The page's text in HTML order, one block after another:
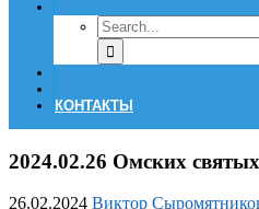
КОНТАКТЫ
2024.02.26 Омских
26.02.2024 Виктор